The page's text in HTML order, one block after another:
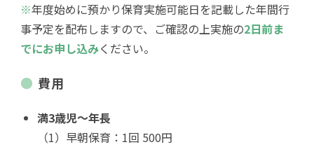
※年度始めに預かり保育実施可能日を記載した年間行
事予定を配布しますので、ご確認の上実施の2日前ま
でにお申し込みください。
費用
満3歳児～年長
（1）早朝保育：1回 500円